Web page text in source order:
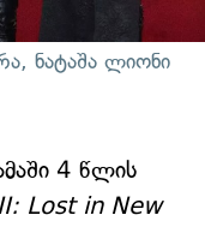
ნატაშა ლიონი
4 წლის
Lost in New